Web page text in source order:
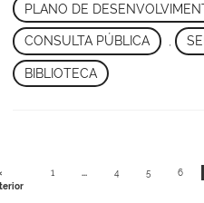
PLANO DE
CONSULTA PÚBLICA ,
BIBLIOTECA
1 ... 4 5 6